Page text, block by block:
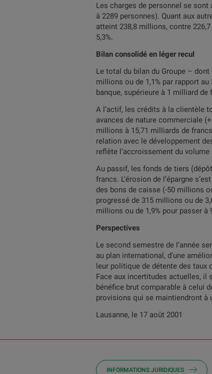
Les charges de personnel se sont
à 2289 personnes). Quant aux
atteint 238,8 millions, contre
5,3%.
Bilan consolidé en léger recul
Le total du bilan du Groupe –
millions ou de 1,1% par rapport
banque, supérieure à 1 milliard de
A l’actif, les crédits à la clientèle
avances de nature commerciale
millions à 15,71 milliards de
relation avec le développement
reflète l’accroissement du
Au passif, les fonds de tiers
francs. L’érosion de l’épargne
des bons de caisse (-50 millions
progressé de 315 millions ou de
millions ou de 1,9% pour passer à
Perspectives
Le second semestre de l’année
au plan international, d’une
leur politique de détente des taux
Face aux incertitudes actuelles, il
bénéfice brut comparable à celui
provisions qui se maintiendront à
Lausanne, le 17 août 2001
INFORMATIONS JURIDIQUES